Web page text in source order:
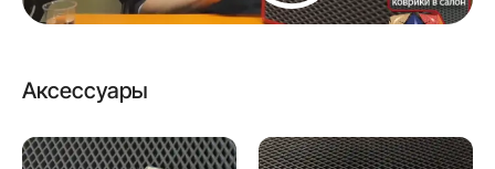
Аксессуары